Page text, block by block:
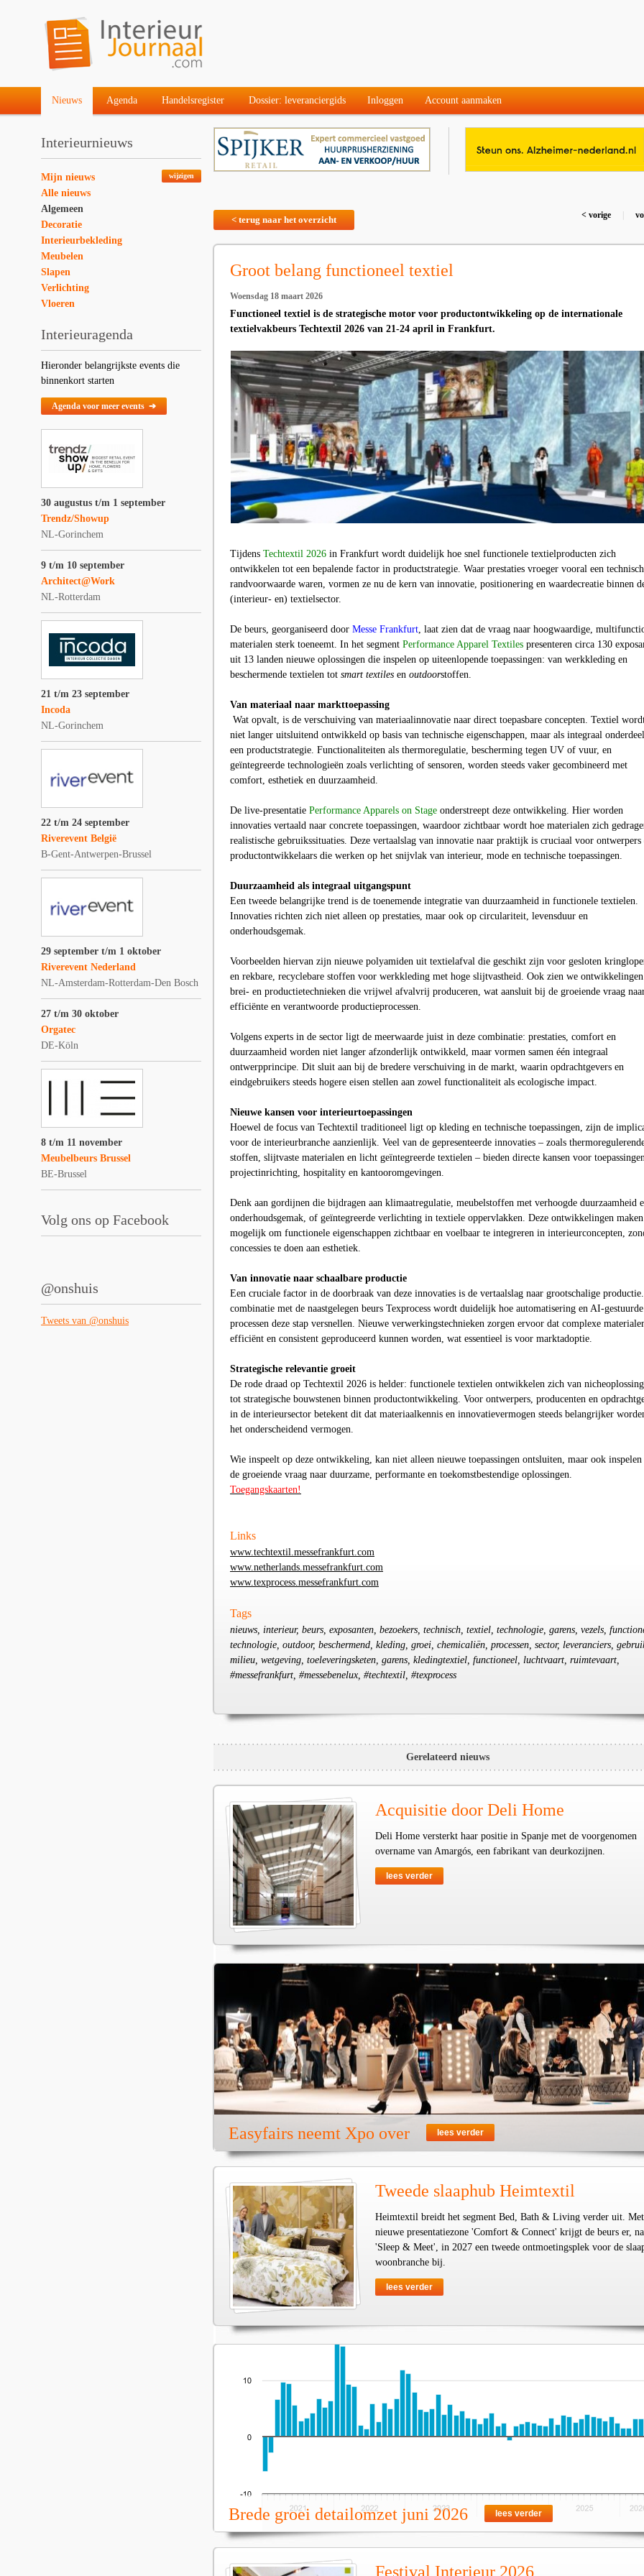
Nieuws Agenda Handelsregister Dossier: leveranciergids Inloggen Account aanmaken
Interieurnieuws
wijzigen
Mijn nieuws
Alle nieuws
Algemeen
Decoratie
Interieurbekleding
Meubelen
Slapen
Verlichting
Vloeren
Interieuragenda
Hieronder belangrijkste events die
binnenkort starten
Agenda voor meer events ➔
30 augustus t/m 1 september
Trendz/Showup
NL-Gorinchem
9 t/m 10 september
Architect@Work
NL-Rotterdam
21 t/m 23 september
Incoda
NL-Gorinchem
22 t/m 24 september
Riverevent België
B-Gent-Antwerpen-Brussel
29 september t/m 1 oktober
Riverevent Nederland
NL-Amsterdam-Rotterdam-Den Bosch
27 t/m 30 oktober
Orgatec
DE-Köln
8 t/m 11 november
Meubelbeurs Brussel
BE-Brussel
Volg ons op Facebook
@onshuis
Tweets van @onshuis
< terug naar het overzicht < vorige
Groot belang functioneel textiel
Woensdag 18 maart 2026
Functioneel textiel is de strategische motor voor productontwikkeling op de internationale
textielvakbeurs Techtextil 2026 van 21-24 april in Frankfurt.
Tijdens Techtextil 2026 in Frankfurt wordt duidelijk hoe snel functionele textielproducten zich
ontwikkelen tot een bepalende factor in productstrategie. Waar prestaties vroeger vooral een
randvoorwaarde waren, vormen ze nu de kern van innovatie, positionering en waardecreatie binnen
(interieur- en) textielsector.
De beurs, georganiseerd door Messe Frankfurt, laat zien dat de vraag naar hoogwaardige,
materialen sterk toeneemt. In het segment Performance Apparel Textiles presenteren circa 130
uit 13 landen nieuwe oplossingen die inspelen op uiteenlopende toepassingen: van werkkleding en
beschermende textielen tot smart textiles en outdoorstoffen.
Van materiaal naar markttoepassing
Wat opvalt, is de verschuiving van materiaalinnovatie naar direct toepasbare concepten. Textiel
niet langer uitsluitend ontwikkeld op basis van technische eigenschappen, maar als integraal
een productstrategie. Functionaliteiten als thermoregulatie, bescherming tegen UV of vuur, en
geïntegreerde technologieën zoals verlichting of sensoren, worden steeds vaker gecombineerd met
comfort, esthetiek en duurzaamheid.
De live-presentatie Performance Apparels on Stage onderstreept deze ontwikkeling. Hier worden
innovaties vertaald naar concrete toepassingen, waardoor zichtbaar wordt hoe materialen zich
realistische gebruikssituaties. Deze vertaalslag van innovatie naar praktijk is cruciaal voor ontwerpers
productontwikkelaars die werken op het snijvlak van interieur, mode en technische toepassingen.
Duurzaamheid als integraal uitgangspunt
Een tweede belangrijke trend is de toenemende integratie van duurzaamheid in functionele textielen.
Innovaties richten zich niet alleen op prestaties, maar ook op circulariteit, levensduur en
onderhoudsgemak.
Voorbeelden hiervan zijn nieuwe polyamiden uit textielafval die geschikt zijn voor gesloten
en rekbare, recyclebare stoffen voor werkkleding met hoge slijtvastheid. Ook zien we
brei- en productietechnieken die vrijwel afvalvrij produceren, wat aansluit bij de groeiende vraag
efficiënte en verantwoorde productieprocessen.
Volgens experts in de sector ligt de meerwaarde juist in deze combinatie: prestaties, comfort en
duurzaamheid worden niet langer afzonderlijk ontwikkeld, maar vormen samen één integraal
ontwerpprincipe. Dit sluit aan bij de bredere verschuiving in de markt, waarin opdrachtgevers en
eindgebruikers steeds hogere eisen stellen aan zowel functionaliteit als ecologische impact.
Nieuwe kansen voor interieurtoepassingen
Hoewel de focus van Techtextil traditioneel ligt op kleding en technische toepassingen, zijn de
voor de interieurbranche aanzienlijk. Veel van de gepresenteerde innovaties – zoals
stoffen, slijtvaste materialen en licht geïntegreerde textielen – bieden directe kansen voor
projectinrichting, hospitality en kantooromgevingen.
Denk aan gordijnen die bijdragen aan klimaatregulatie, meubelstoffen met verhoogde duurzaamheid
onderhoudsgemak, of geïntegreerde verlichting in textiele oppervlakken. Deze ontwikkelingen
mogelijk om functionele eigenschappen zichtbaar en voelbaar te integreren in interieurconcepten,
concessies te doen aan esthetiek.
Van innovatie naar schaalbare productie
Een cruciale factor in de doorbraak van deze innovaties is de vertaalslag naar grootschalige
combinatie met de naastgelegen beurs Texprocess wordt duidelijk hoe automatisering en AI-gestuurde
processen deze stap versnellen. Nieuwe verwerkingstechnieken zorgen ervoor dat complexe
efficiënt en consistent geproduceerd kunnen worden, wat essentieel is voor marktadoptie.
Strategische relevantie groeit
De rode draad op Techtextil 2026 is helder: functionele textielen ontwikkelen zich van
tot strategische bouwstenen binnen productontwikkeling. Voor ontwerpers, producenten en
in de interieursector betekent dit dat materiaalkennis en innovatievermogen steeds belangrijker
het onderscheidend vermogen.
Wie inspeelt op deze ontwikkeling, kan niet alleen nieuwe toepassingen ontsluiten, maar ook inspelen
de groeiende vraag naar duurzame, performante en toekomstbestendige oplossingen.
Toegangskaarten!
Links
www.techtextil.messefrankfurt.com
www.netherlands.messefrankfurt.com
www.texprocess.messefrankfurt.com
Tags
nieuws, interieur, beurs, exposanten, bezoekers, technisch, textiel, technologie, garens, vezels,
technologie, outdoor, beschermend, kleding, groei, chemicaliën, processen, sector, leveranciers,
milieu, wetgeving, toeleveringsketen, garens, kledingtextiel, functioneel, luchtvaart, ruimtevaart,
#messefrankfurt, #messebenelux, #techtextil, #texprocess
Gerelateerd nieuws
Acquisitie door Deli Home
Deli Home versterkt haar positie in Spanje met de voorgenomen
overname van Amargós, een fabrikant van deurkozijnen.
lees verder
Easyfairs neemt Xpo over lees verder
Tweede slaaphub Heimtextil
Heimtextil breidt het segment Bed, Bath & Living verder uit.
nieuwe presentatiezone 'Comfort & Connect' krijgt de beurs er,
'Sleep & Meet', in 2027 een tweede ontmoetingsplek voor de
woonbranche bij.
lees verder
Brede groei detailomzet juni 2026 lees verder
Festival Interieur 2026